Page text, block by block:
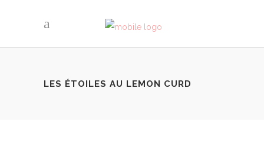
LES ÉTOILES AU LEMON CURD